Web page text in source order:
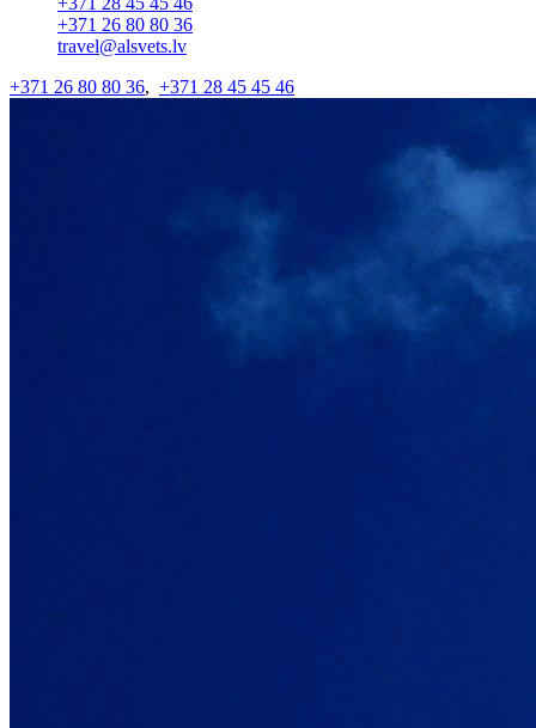
+371 26 80 80 36
travel@alsvets.lv
+371 26 80 80 36, +371 28 45 45 46